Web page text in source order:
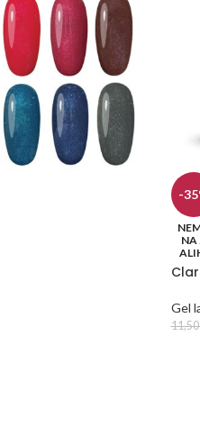
-
NA
Gel
11,50